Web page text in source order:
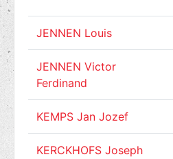
JENNEN Louis
JENNEN Victor
Ferdinand
KEMPS Jan Jozef
KERCKHOFS Joseph